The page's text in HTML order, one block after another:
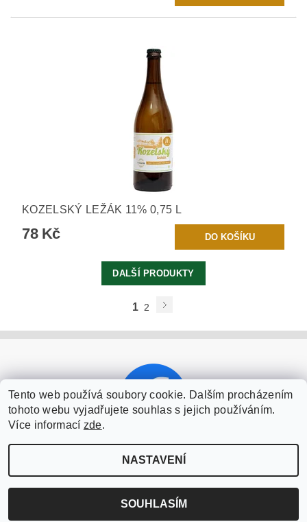
KOZELSKÝ LEŽÁK 11% 0,75 L
78 Kč
DALŠÍ PRODUKTY
1 2
2026 ©Šťáhlavický pivovar u Šenkýřů, všechna práva vyhrazena
Vytvořil Shoptet
Tento web používá soubory cookie. Dalším procházením
tohoto webu vyjadřujete souhlas s jejich používáním.
Více informací zde.
NASTAVENÍ
SOUHLASÍM